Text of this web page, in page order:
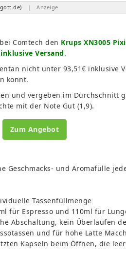
| Anzeige
Comtech den Krups XN3005
Versand.
nicht unter 93,51€ inklusive
könnt.
und vergeben im Durchschnitt
mit der Note Gut (1,9).
Zum Angebot
Geschmacks- und Aromafülle
Tassenfüllmenge
für Espresso und 110ml für
Abschaltung, kein Überlaufen
und für hohe Latte
Kapseln beim Öffnen, die